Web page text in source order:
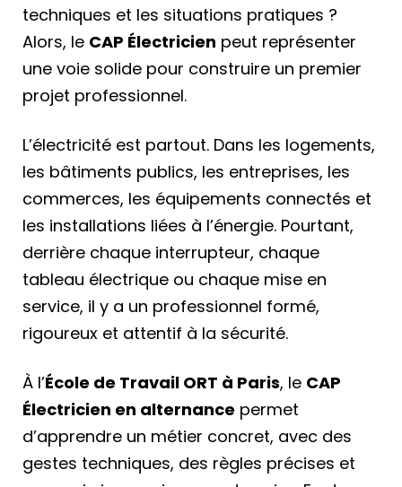
techniques et les situations pratiques ?
Alors, le CAP Électricien peut représenter
une voie solide pour construire un premier
projet professionnel.
L’électricité est partout. Dans les logements,
les bâtiments publics, les entreprises, les
commerces, les équipements connectés et
les installations liées à l’énergie. Pourtant,
derrière chaque interrupteur, chaque
tableau électrique ou chaque mise en
service, il y a un professionnel formé,
rigoureux et attentif à la sécurité.
À l’École de Travail ORT à Paris, le CAP
Électricien en alternance permet
d’apprendre un métier concret, avec des
gestes techniques, des règles précises et